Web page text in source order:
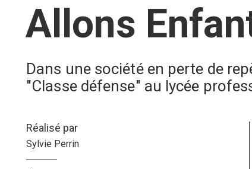
Allons
Dans une société en perte de
"Classe défense" au lycée
Réalisé par
Sylvie Perrin